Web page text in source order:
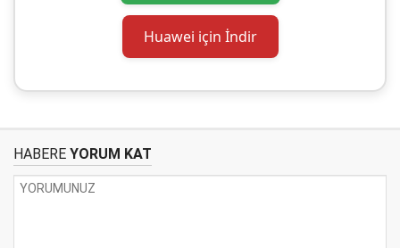
Huawei için İndir
HABERE YORUM KAT